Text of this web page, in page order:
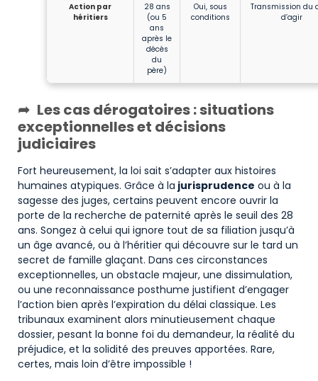
Action par
héritiers
28 ans
(ou 5
ans
après le
décès
du
père)
Oui, sous
conditions
Transmission du
d’agir
Les cas dérogatoires : situations
exceptionnelles et décisions
judiciaires
Fort heureusement, la loi sait s’adapter aux histoires
humaines atypiques. Grâce à la jurisprudence ou à la
sagesse des juges, certains peuvent encore ouvrir la
porte de la recherche de paternité après le seuil des 28
ans. Songez à celui qui ignore tout de sa filiation jusqu’à
un âge avancé, ou à l’héritier qui découvre sur le tard un
secret de famille glaçant. Dans ces circonstances
exceptionnelles, un obstacle majeur, une dissimulation,
ou une reconnaissance posthume justifient d’engager
l’action bien après l’expiration du délai classique. Les
tribunaux examinent alors minutieusement chaque
dossier, pesant la bonne foi du demandeur, la réalité du
préjudice, et la solidité des preuves apportées. Rare,
certes, mais loin d’être impossible !